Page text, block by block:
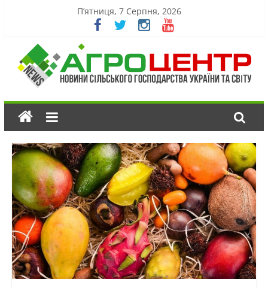
П’ятниця, 7 Серпня, 2026